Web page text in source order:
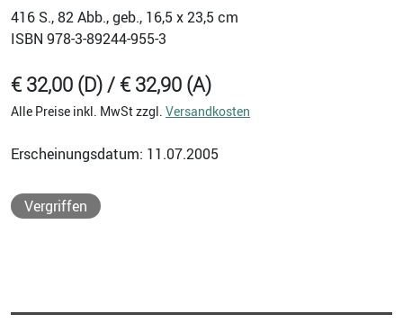
416 S., 82 Abb., geb., 16,5 x 23,5 cm
ISBN 978-3-89244-955-3
€ 32,00 (D) / € 32,90 (A)
Alle Preise inkl. MwSt zzgl. Versandkosten
Erscheinungsdatum: 11.07.2005
Vergriffen